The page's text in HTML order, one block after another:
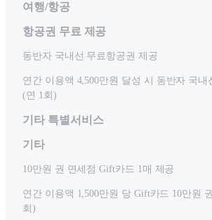
여행/항공
항공권 무료 제공
동반자 국내선 무료항공권 제공
연간 이용액 4,500만원 달성 시 동반자 국
(연 1회)
기타 특별서비스
기타
10만원 권 면세점 Gift카드 1매 제공
연간 이용액 1,500만원 당 Gift카드 10만원
회)